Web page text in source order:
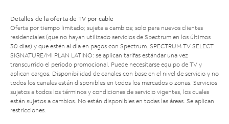
Detalles de la oferta de TV por cable
Oferta por tiempo limitado; sujeta a cambios; solo para nuevos clientes
residenciales (que no hayan utilizado servicios de Spectrum en los últimos
30 días) y que estén al día en pagos con Spectrum. SPECTRUM TV SELECT
SIGNATURE/MI PLAN LATINO: se aplican tarifas estándar una vez
transcurrido el período promocional. Puede necesitarse equipo de TV y
aplican cargos. Disponibilidad de canales con base en el nivel de servicio y no
todos los canales están disponibles en todos los mercados o zonas. Servicios
sujetos a todos los términos y condiciones de servicio vigentes, los cuales
están sujetos a cambios. No están disponibles en todas las áreas. Se aplican
restricciones.